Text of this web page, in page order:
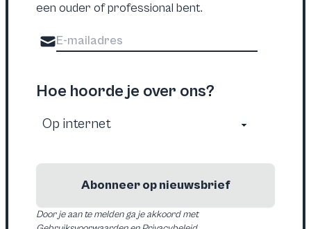
een ouder of professional bent.
Hoe hoorde je over ons?
Abonneer op nieuwsbrief
Door je aan te melden ga je akkoord met